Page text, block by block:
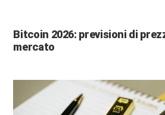
Bitcoin 2026: previsioni di
mercato